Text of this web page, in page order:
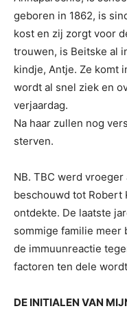
geboren in 1862, is
kost en zij zorgt voor
trouwen, is Beitske al
kindje, Antje. Ze komt
wordt al snel ziek en
verjaardag.
Na haar zullen nog
sterven.
NB. TBC werd
beschouwd tot Robert
ontdekte. De laatste
sommige familie meer
de immuunreactie
factoren ten dele
DE INITIALEN VAN